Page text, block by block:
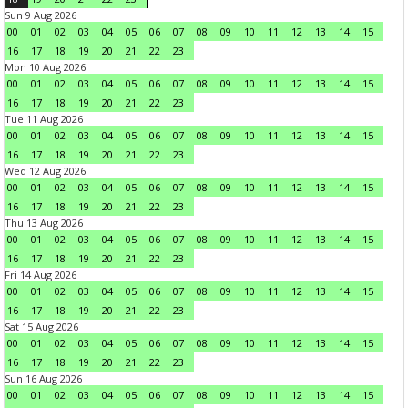
Sun 9 Aug 2026
00
01 02 03 04 05 06 07 08 09 10 11 12 13 14
15
16
17 18 19 20 21 22
23
Mon 10 Aug 2026
00
01 02 03 04 05 06 07 08 09 10 11 12 13 14
15
16
17 18 19 20 21 22
23
Tue 11 Aug 2026
00
01 02 03 04 05 06 07 08 09 10 11 12 13 14
15
16
17 18 19 20 21 22
23
Wed 12 Aug 2026
00
01 02 03 04 05 06 07 08 09 10 11 12 13 14
15
16
17 18 19 20 21 22
23
Thu 13 Aug 2026
00
01 02 03 04 05 06 07 08 09 10 11 12 13 14
15
16
17 18 19 20 21 22
23
Fri 14 Aug 2026
00
01 02 03 04 05 06 07 08 09 10 11 12 13 14
15
16
17 18 19 20 21 22
23
Sat 15 Aug 2026
00
01 02 03 04 05 06 07 08 09 10 11 12 13 14
15
16
17 18 19 20 21 22
23
Sun 16 Aug 2026
00
01 02 03 04 05 06 07 08 09 10 11 12 13 14
15